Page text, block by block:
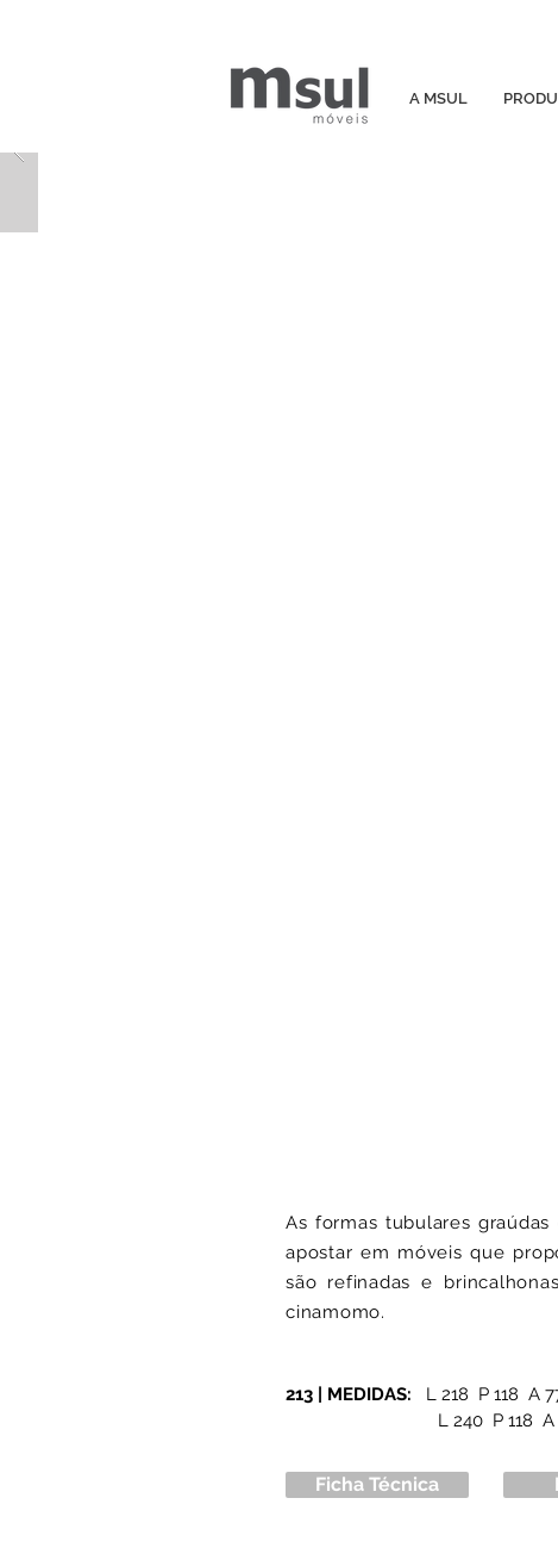
A MSUL
As formas tubulares
apostar em móveis que
são refinadas e
cinamomo.
213 | MEDIDAS: L 218 P 118 A
L 240 P 118
Ficha Técnica